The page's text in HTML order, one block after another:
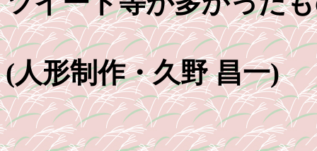
(人形制作・久野 昌一)